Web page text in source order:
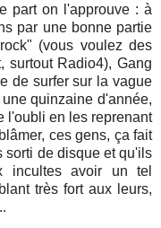
part on l'approuve : à
par une bonne partie
(vous voulez des
surtout Radio4), Gang
de surfer sur la vague
quinzaine d'année,
l'oubli en les reprenant
ces gens, ça fait
sorti de disque et qu'ils
incultes avoir un tel
très fort aux leurs,